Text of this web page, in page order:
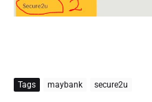
Tags maybank secure2u